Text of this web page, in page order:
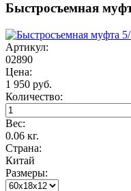
Быстросъемная
Артикул:
02890
Цена:
1 950 руб.
Количество:
Вес:
0.06 кг.
Страна:
Китай
Размеры: